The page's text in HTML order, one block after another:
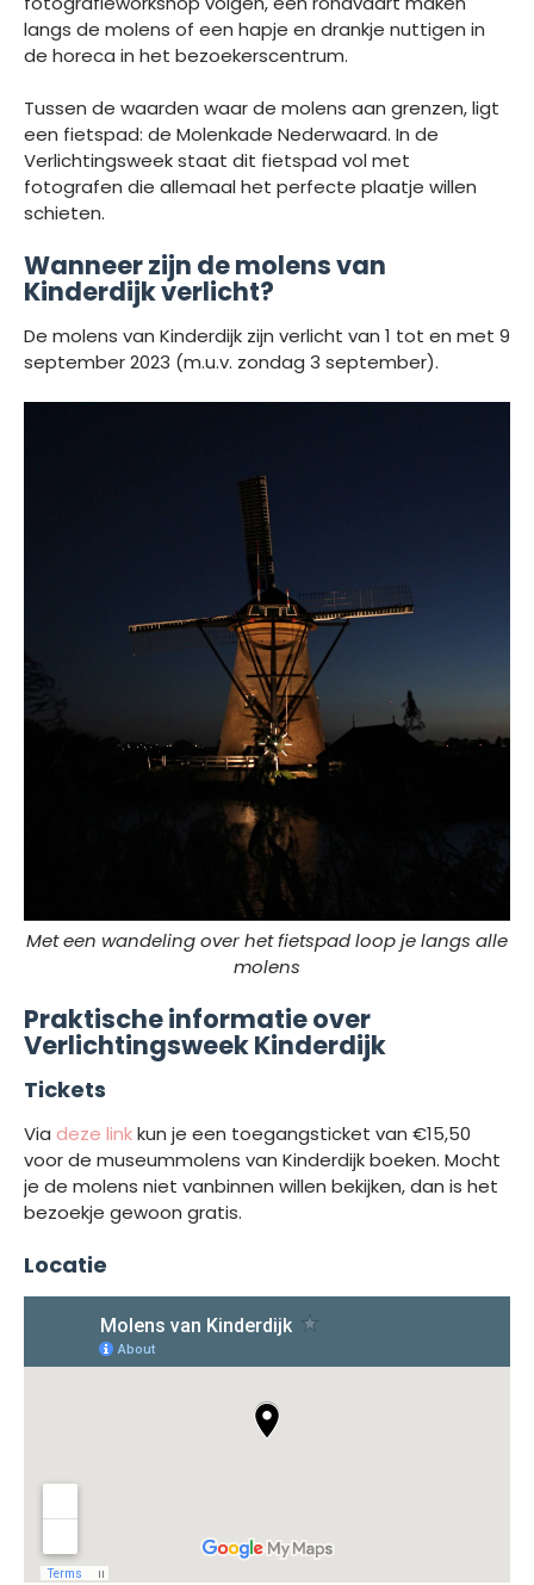
langs de molens of een hapje en drankje nuttigen in
de horeca in het bezoekerscentrum.
Tussen de waarden waar de molens aan grenzen, ligt
een fietspad: de Molenkade Nederwaard. In de
Verlichtingsweek staat dit fietspad vol met
fotografen die allemaal het perfecte plaatje willen
schieten.
Wanneer zijn de molens van
Kinderdijk verlicht?
De molens van Kinderdijk zijn verlicht van 1 tot en met 9
september 2023 (m.u.v. zondag 3 september).
Met een wandeling over het fietspad loop je langs alle
molens
Praktische informatie over
Verlichtingsweek Kinderdijk
Tickets
Via deze linkkun je een toegangsticket van €15,50
voor de museummolens van Kinderdijk boeken. Mocht
je de molens niet vanbinnen willen bekijken, dan is het
bezoekje gewoon gratis.
Locatie